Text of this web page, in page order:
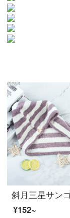
¥152~